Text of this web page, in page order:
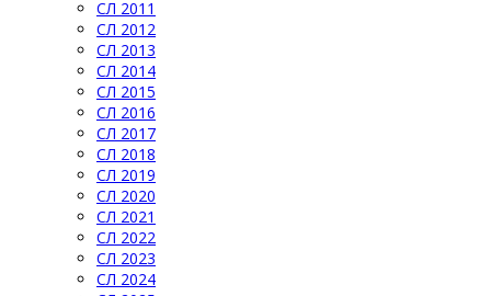
СЛ 2011
СЛ 2012
СЛ 2013
СЛ 2014
СЛ 2015
СЛ 2016
СЛ 2017
СЛ 2018
СЛ 2019
СЛ 2020
СЛ 2021
СЛ 2022
СЛ 2023
СЛ 2024